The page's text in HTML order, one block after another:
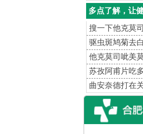
多点了解，让
搜一下他克莫
驱虫斑鸠菊去
他克莫司呲美
苏孜阿甫片吃
曲安奈德打在